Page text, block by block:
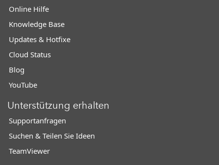
Online Hilfe
Knowledge Base
Updates & Hotfixe
Cloud Status
Blog
YouTube
Unterstützung erhalten
Supportanfragen
Suchen & Teilen Sie Ideen
TeamViewer